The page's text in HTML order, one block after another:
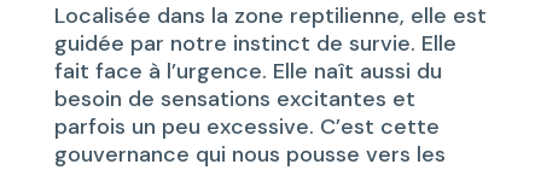
Localisée dans la zone reptilienne, elle est
guidée par notre instinct de survie. Elle
fait face à l’urgence. Elle naît aussi du
besoin de sensations excitantes et
parfois un peu excessive. C’est cette
gouvernance qui nous pousse vers les